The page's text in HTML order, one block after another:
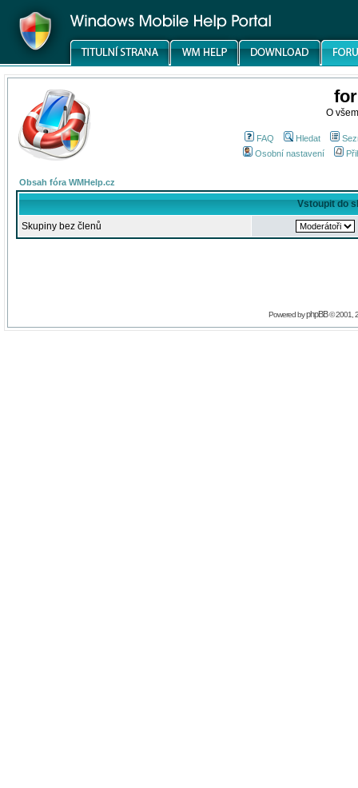
O
FAQ Hledat
Osobní nastavení
Obsah fóra WMHelp.cz
Vstoupit do
Skupiny bez členů
Powered byphpBB© 2001,